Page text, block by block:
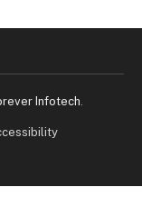
Infotech.